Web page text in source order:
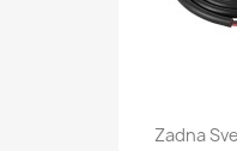
Zadna